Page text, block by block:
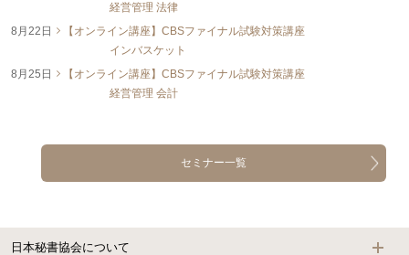
経営管理 法律
8月22日
【オンライン講座】CBSファイナル試験対策講座
インバスケット
8月25日
【オンライン講座】CBSファイナル試験対策講座
経営管理 会計
セミナー一覧
日本秘書協会について